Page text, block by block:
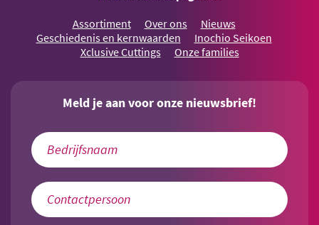
Assortiment Over ons
Nieuws
Geschiedenis en kernwaarden
Inochio Seikoen
Xclusive Cuttings
Onze families
Meld je aan voor onze nieuwsbrief!